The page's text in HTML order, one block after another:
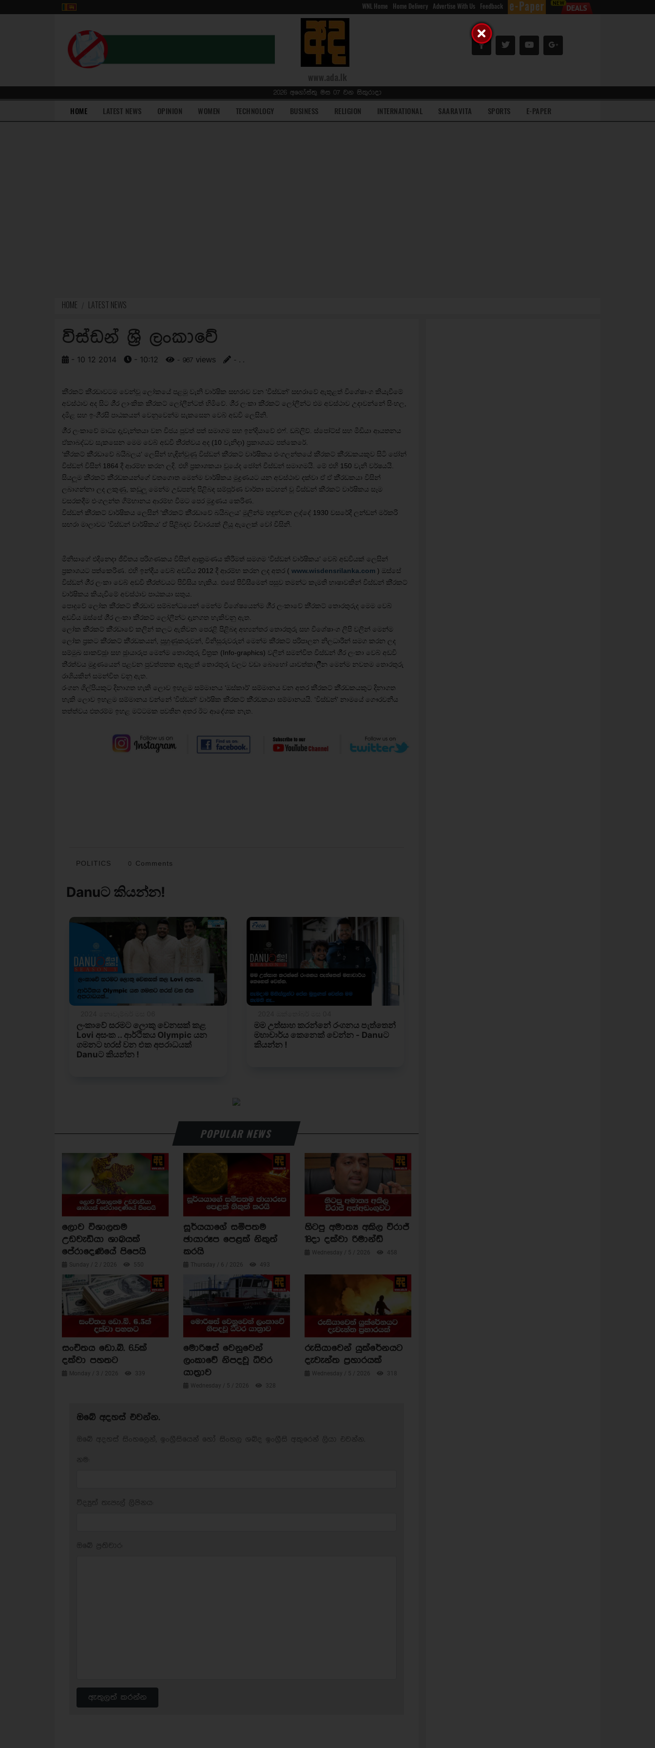
WNL Home Home Delivery Advertise With Us Feedback
www.ada.lk
2026 අගෝස්තු මස 07 වන සිකුරාදා
HOME(current)LATEST NEWS OPINION WOMEN TECHNOLOGY BUSINESS RELIGION INTERNATIONAL SAARAVITA SPORTS E-PAPER
HOME LATEST NEWS
විස්ඩන් ශ්‍රී ලංකාවේ
- 10 12 2014 - 10:12 - 967 views - . .
කි‍්‍රකට් කි‍්‍රඩාවටම වෙන්වූ ලෝකයේ පළමු වැනි වාර්ෂික සඟරාව වන ‘විස්ඩන්’ සඟරාවේ ඇතුළත් විශේෂාංග කියැවීමේ
අවස්ථාව අද සිට ශී‍්‍ර ලාංකික කි‍්‍රකට් ලෝලීන්ටත් හිමිවේ. ශී‍්‍ර ලංකා කි‍්‍රකට් ලෝලීන්ට එම අවස්ථාව උදාවන්නේ සිංහල,
දමිළ සහ ඉංගී‍්‍රසි පාඨකයන් වෙනුවෙන්ම සැකසෙන වෙබ් අඩවි ලෙසිනි.
ශී‍්‍ර ලංකාවේ මාධ්‍ය දැවැන්තයා වන විජය පුවත් පත් සමාගම සහ ඉන්දියාවේ එෆ්. ඩබ්ලිව්. ස්පෝට්ස් සහ මීඩියා ආයතනය
ඒකාබද්ධව සැකසෙන මෙම වෙබ් අඩවි ති‍්‍රත්වය අද (10 වැනිදා) ප‍්‍රකාශයට පත්කෙරේ.
‘කි‍්‍රකට් කී‍්‍රඩාවේ බයිබලය‘ ලෙසින් හැඳින්වුණු විස්ඩන් කි‍්‍රකට් වාර්ෂිකය එංගලන්තයේ කි‍්‍රකට් කී‍්‍රඩකයකුව සිටි ජෝන්
විස්ඩන් විසින් 1864 දී ආරම්භ කරන ලදි. එහි ප‍්‍රකාශකයා වූයේද ජෝන් විස්ඩන් සමාගමයි. මේ එහි 150 වැනි වර්ෂයයි.
සියලූම කි‍්‍රකට් කී‍්‍රඩකයන්ගේ වතගොත මෙන්ම වාර්ෂිකය මුද්‍රණයට යන අවස්ථාව දක්වා ඒ ඒ කී‍්‍රඩකයා විසින්
ලබාගන්නා ලද ලකුණු, කඩුලූ මෙන්ම උඩපන්දු පිළිබඳ සම්පූර්ණ වාර්තා සටහන් වූ විස්ඩන් කි‍්‍රකට් වාර්ෂිකය සෑම
වසරකදීම එංගලන්ත ගිම්හානය ආරම්භ වීමට පෙර මුද්‍රණය කෙරිණ.
විස්ඩන් කි‍්‍රකට් වාර්ෂිකය ලෙසින් ‘කි‍්‍රකට් කී‍්‍රඩාවේ බයිබලය’ මුලින්ම හඳුන්වන ලද්දේ 1930 වසරේදී ලන්ඩන් මර්කරි
සඟරා මාලාවට ‘විස්ඩන් වාර්ෂිකය’ ඒ පිළිබඳව විචාරයක් ලියූ ඇලෙක් වෝ විසිනි.
මිනිසාගේ එදිනෙදා ජීවිතය පරිගණකය විසින් ආක‍්‍රමණය කිරීමත් සමගම ‘විස්ඩන් වාර්ෂිකය’ වෙබ් අඩවියක් ලෙසින්
ප‍්‍රකාශයට පත්කෙරිණ. එහි ඉන්දීය වෙබ් අඩවිය 2012 දී ආරම්භ කරන ලද අතර ( www.wisdensrilanka.com ) ඔස්සේ
විස්ඩන් ශී‍්‍ර ලංකා වෙබ් අඩවි ති‍්‍රත්වයට පිවිසිය හැකිය. එසේ පිවිසීමෙන් පසුව තමන්ට කැමති භාෂාවකින් විස්ඩන් කි‍්‍රකට්
වාර්ෂිකය කියැවීමේ අවස්ථාව පාඨකයා සතුය.
පොදුවේ ලෝක කි‍්‍රකට් කී‍්‍රඩාව සම්බන්ධයෙන් මෙන්ම විශේෂයෙන්ම ශී‍්‍ර ලංකාවේ කි‍්‍රකට් තොරතුරුද මෙම වෙබ්
අඩවිය ඔස්සේ ශී‍්‍ර ලංකා කි‍්‍රකට් ලෝලීන්ට දැනගත හැකිවනු ඇත.
ලෝක කි‍්‍රකට් කී‍්‍රඩාවේ කලින් කලට ඇතිවන පෙරළි පිළිබඳ අභ්‍යන්තර තොරතුරු සහ විශේෂාංග ලිපි වලින් මෙන්ම
ලෝක ප‍්‍රකට කි‍්‍රකට් කී‍්‍රඩකයන්, පුහුණුකරුවන්, විනිසුරුවරුන් මෙන්ම කි‍්‍රකට් පරිපාලන නිලධාරීන් සමග කරන ලද
සම්මුඛ සාකච්ඡුා සහ ඡුායාරූප මෙන්ම තොරතුරු චිත‍්‍රක (Info-graphics) වලින් සමන්විත විස්ඩන් ශී‍්‍ර ලංකා වෙබ් අඩවි
ති‍්‍රත්වය මුද්‍රණයෙන් පළවන පුවත්පතක ඇතුළත් තොරතුරු වලට වඩා බොහෝ යාවත්කාලීීන මෙන්ම නවතම තොරතුරු
රාශියකින් සමන්විත වනු ඇත.
රංගන ශිල්පියකුට දිනාගත හැකි ලොව ඉහළම සම්මානය ‘ඔස්කාර්’ සම්මානය වන අතර කි‍්‍රකට් කී‍්‍රඩකයකුට දිනාගත
හැකි ලොව ඉහළම සම්මානය වන්නේ ‘විස්ඩන්’ වාර්ෂික කි‍්‍රකට් කී‍්‍රඩකයා සම්මානයයි. ‘විස්ඩන්’ නාමයේ ගෞරවනීය
තත්ත්වය එතරම්ම ඉහළ මට්ටමක පවතින අතර ඊට ආදේශක නැත.
POLITICS 0 Comments
POPULAR NEWS
ලොව විශාලතම
උඩවැඩියා ශාඛයක්
පේරාදෙණියේ පිපෙයි
Sunday / 2 / 2026 550
සූර්යයාගේ සමීපතම
ඡායාරූප පෙළක් නිකුත්
කරයි
Thursday / 6 / 2026 493
හිටපු අමාත්‍ය අකිල විරාජ්
18දා දක්වා රිමාන්ඩ්
Wednesday / 5 / 2026 458
සංචිතය ඩො.බි. 6.5ක්
දක්වා පහතට
Monday / 3 / 2026 339
මොරිෂස් වෙනුවෙන්
ලංකාවේ නිපදවූ ධීවර
යාත්‍රාව
Wednesday / 5 / 2026 328
රුසියාවෙන් යුක්රේනයට
දැවැන්ත ප්‍රහාරයක්
Wednesday / 5 / 2026 318
ඔබේ අදහස් එවන්න.
ඇතුලත් කරන්න